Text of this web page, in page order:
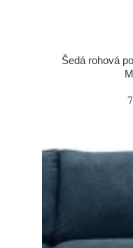
Šedá rohová